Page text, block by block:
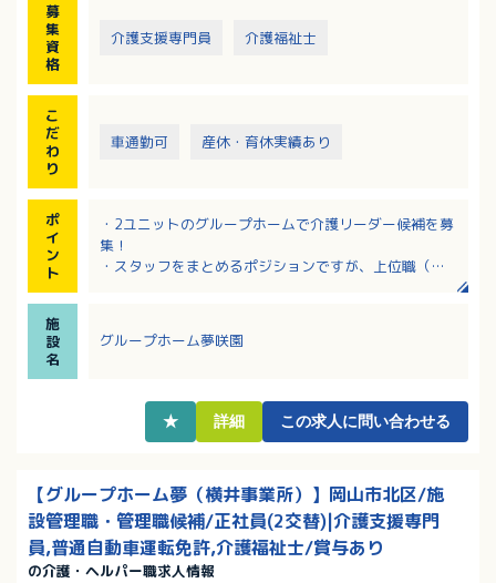
・ご家族、病院関係との対応（入居時の契約等）、面
募
集
資
格
介護支援専門員 介護福祉士
こ
だ
わ
り
車通勤可 産休・育休実績あり
ポ
イ
ン
ト
・2ユニットのグループホームで介護リーダー候補を募
集！
・スタッフをまとめるポジションですが、上位職（主
い施設！
・キャリアアップを目指す方必見！マネジメント経験
保育手当も支給あり！
施
設
名
グループホーム夢咲園
★ 詳細 この求人に問い合わせる
【グループホーム夢（横井事業所）】岡山市北区/施
設管理職・管理職候補/正社員(2交替)|介護支援専門
員,普通自動車運転免許,介護福祉士/賞与あり
の介護・ヘルパー職求人情報